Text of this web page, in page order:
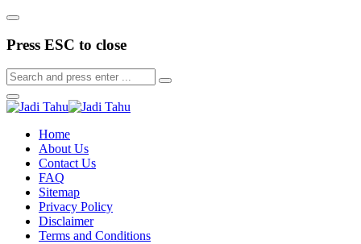
Press ESC to close
Home
About Us
Contact Us
FAQ
Sitemap
Privacy Policy
Disclaimer
Terms and Conditions